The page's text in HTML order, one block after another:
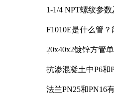
1-1/4 NPT螺纹参
F1010E是什么管？
20x40x2镀锌方管
抗渗混凝土中P6和
法兰PN25和PN16